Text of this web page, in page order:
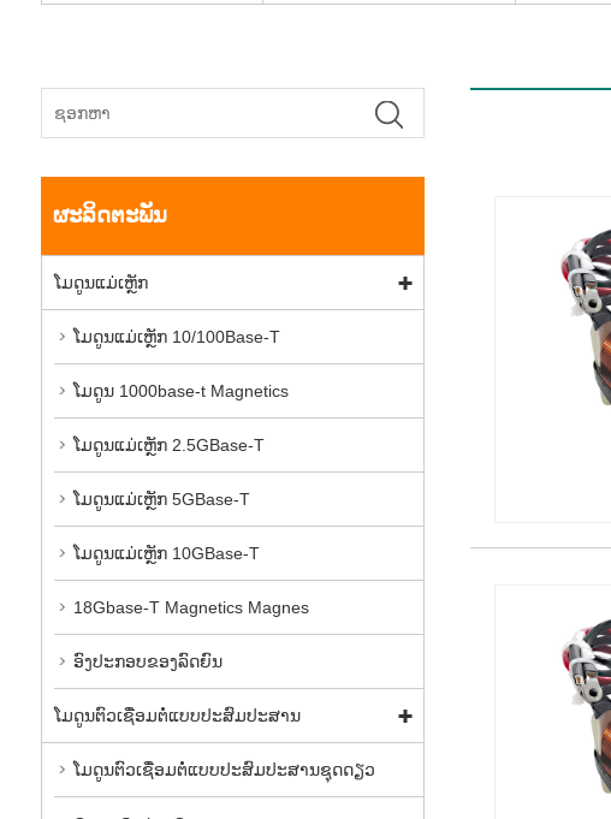
ຜະລິດຕະພັນ
ໂມດູນແມ່ເຫຼັກ
ໂມດູນແມ່ເຫຼັກ 10/100Base-T
ໂມດູນ 1000base-t Magnetics
ໂມດູນແມ່ເຫຼັກ 2.5GBase-T
ໂມດູນແມ່ເຫຼັກ 5GBase-T
ໂມດູນແມ່ເຫຼັກ 10GBase-T
18Gbase-T Magnetics Magnes
ອົງປະກອບຂອງລົດຍົນ
ໂມດູນຕົວເຊື່ອມຕໍ່ແບບປະສົມປະສານ
ໂມດູນຕົວເຊື່ອມຕໍ່ແບບປະສົມປະສານຊຸດດຽວ